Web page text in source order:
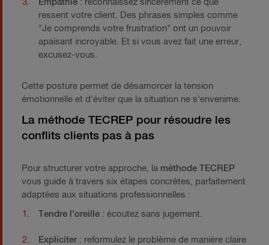
Empathie : reconnaissez sincèrement ce que
ressent votre client. Des phrases simples comme
"Je comprends votre frustration" ont un pouvoir
apaisant incroyable. Et si vous avez fait une erreur,
excusez-vous.
Cette posture permet de désamorcer la tension
émotionnelle et d'éviter que la situation ne s'envenime.
La méthode TECREP pour résoudre les
conflits clients pas à pas
Pour structurer votre approche, la méthode TECREP
vous guide à travers six étapes concrètes, parfaitement
adaptées aux situations professionnelles :
Tendre l'oreille : écoutez sans jugement.
Expliciter: reformulez le problème de manière claire